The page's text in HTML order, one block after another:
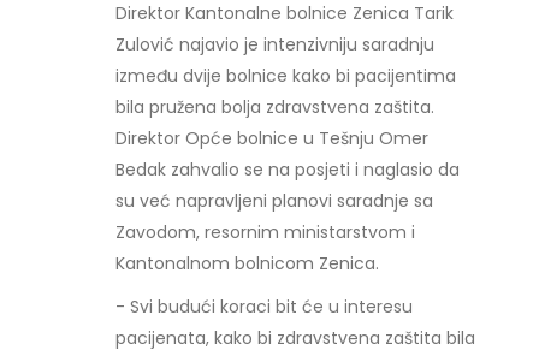
Direktor Kantonalne bolnice Zenica Tarik
Zulović najavio je intenzivniju saradnju
između dvije bolnice kako bi pacijentima
bila pružena bolja zdravstvena zaštita.
Direktor Opće bolnice u Tešnju Omer
Bedak zahvalio se na posjeti i naglasio da
su već napravljeni planovi saradnje sa
Zavodom, resornim ministarstvom i
Kantonalnom bolnicom Zenica.
- Svi budući koraci bit će u interesu
pacijenata, kako bi zdravstvena zaštita bila